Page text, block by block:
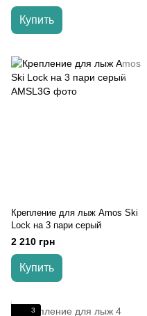
Купить
Крепление для лыж Amos Ski
Lock на 3 пари серый
2 210 грн
Купить
3